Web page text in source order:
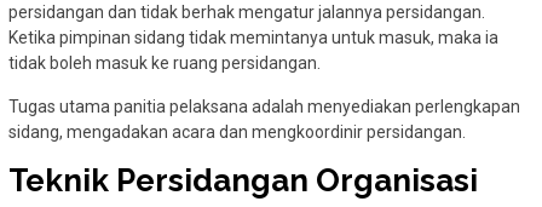
persidangan dan tidak berhak mengatur jalannya persidangan.
Ketika pimpinan sidang tidak memintanya untuk masuk, maka ia
tidak boleh masuk ke ruang persidangan.
Tugas utama panitia pelaksana adalah menyediakan perlengkapan
sidang, mengadakan acara dan mengkoordinir persidangan.
Teknik Persidangan Organisasi